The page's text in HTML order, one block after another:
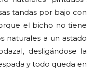
tandas por bajo con
el bicho no tiene
naturales a un astado
desligándose la
y todo queda en